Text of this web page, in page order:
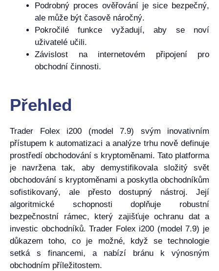
Podrobný proces ověřování je sice bezpečný,
ale může být časově náročný.
Pokročilé funkce vyžadují, aby se noví
uživatelé učili.
Závislost na internetovém připojení pro
obchodní činnosti.
Přehled
Trader Folex i200 (model 7.9) svým inovativním
přístupem k automatizaci a analýze trhu nově definuje
prostředí obchodování s kryptoměnami. Tato platforma
je navržena tak, aby demystifikovala složitý svět
obchodování s kryptoměnami a poskytla obchodníkům
sofistikovaný, ale přesto dostupný nástroj. Její
algoritmické schopnosti doplňuje robustní
bezpečnostní rámec, který zajišťuje ochranu dat a
investic obchodníků. Trader Folex i200 (model 7.9) je
důkazem toho, co je možné, když se technologie
setká s financemi, a nabízí bránu k výnosným
obchodním příležitostem.